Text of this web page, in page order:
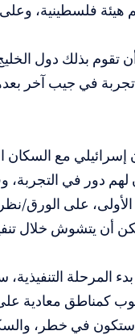
هيئة فلسطينية،
أن تقوم بذلك دول
في جيب آخر
مع السكان
دور في
على الورق/
أن يتشوش خلال
المرحلة
كمناطق معادية
ستكون في خطر،